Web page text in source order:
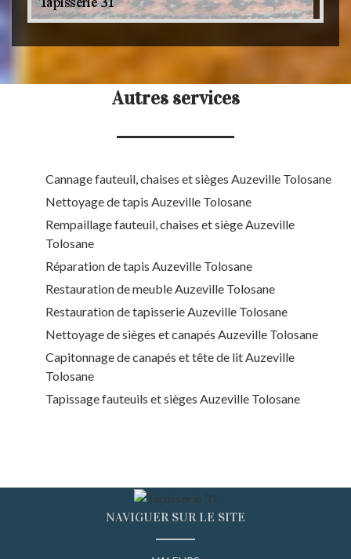
Autres services
Cannage fauteuil, chaises et sièges Auzeville Tolosane
Nettoyage de tapis Auzeville Tolosane
Rempaillage fauteuil, chaises et siège Auzeville
Tolosane
Réparation de tapis Auzeville Tolosane
Restauration de meuble Auzeville Tolosane
Restauration de tapisserie Auzeville Tolosane
Nettoyage de sièges et canapés Auzeville Tolosane
Capitonnage de canapés et tête de lit Auzeville
Tolosane
Tapissage fauteuils et sièges Auzeville Tolosane
NAVIGUER SUR LE SITE